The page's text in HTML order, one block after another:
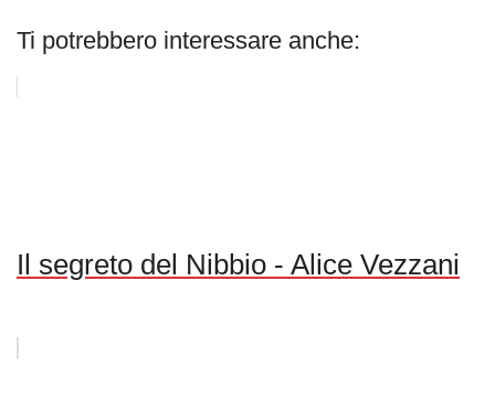
Ti potrebbero interessare anche:
Il segreto del Nibbio - Alice Vezzani